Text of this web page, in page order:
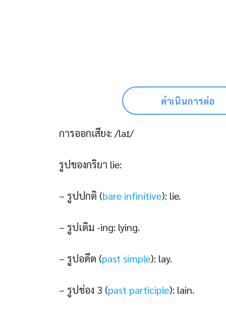
ดำเนินการต่อ
การออกเสียง: /laɪ/
รูปของกริยา lie:
– รูปปกติ (bare infinitive): lie.
– รูปเติม -ing: lying.
– รูปอดีต (past simple): lay.
– รูปช่อง 3 (past participle): lain.